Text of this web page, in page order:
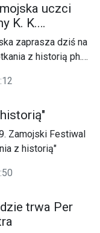
uczci
K. K.
zaprasza dziś na
z historią ph.
odbędzie się na
Zamojski Festiwal
z historią"
trwa Per